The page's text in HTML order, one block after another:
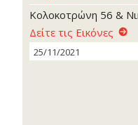
Κολοκοτρώνη 56 &
Δείτε τις Εικόνες
25/11/2021